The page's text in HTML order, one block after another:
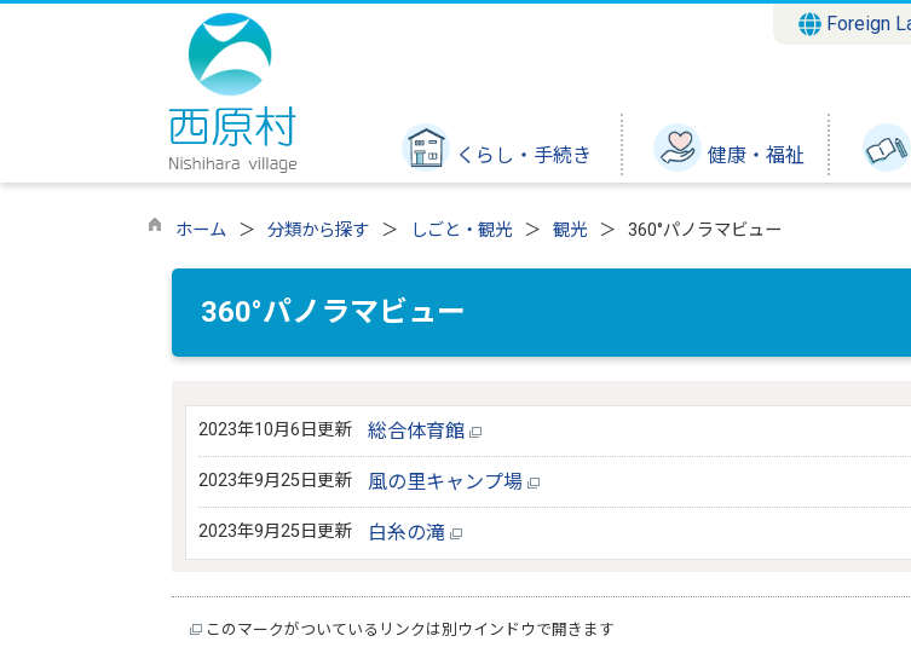
Foreign
くらし・手続き 健康・福祉
ホーム 分類から探す しごと・観光 観光 360°パノラマビュー
360°パノラマビュー
2023年10月6日更新 総合体育館
2023年9月25日更新 風の里キャンプ場
2023年9月25日更新 白糸の滝
このマークがついているリンクは別ウインドウで開きます